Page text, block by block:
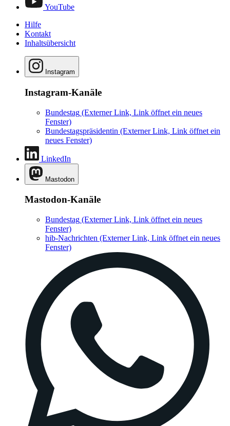
YouTube
Hilfe
Kontakt
Inhaltsübersicht
Instagram
Instagram-Kanäle
Bundestag (Externer Link, Link öffnet ein neues
Fenster)
Bundestagspräsidentin (Externer Link, Link öffnet ein
neues Fenster)
LinkedIn
Mastodon
Mastodon-Kanäle
Bundestag (Externer Link, Link öffnet ein neues
Fenster)
hib-Nachrichten (Externer Link, Link öffnet ein neues
Fenster)